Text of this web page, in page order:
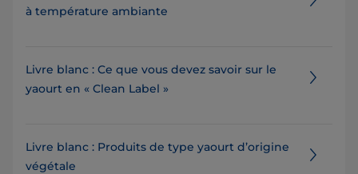
à température ambiante
Livre blanc : Ce que vous devez savoir sur le
yaourt en « Clean Label »
Livre blanc : Produits de type yaourt d’origine
végétale